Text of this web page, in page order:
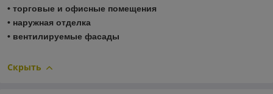
• торговые и офисные помещения
• наружная отделка
• вентилируемые фасады
Скрыть